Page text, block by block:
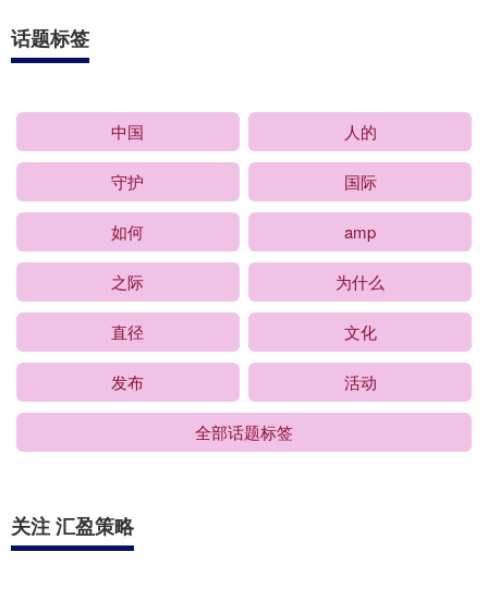
话题标签
中国 人的
守护 国际
如何 amp
之际 为什么
直径 文化
发布 活动
全部话题标签
关注 汇盈策略